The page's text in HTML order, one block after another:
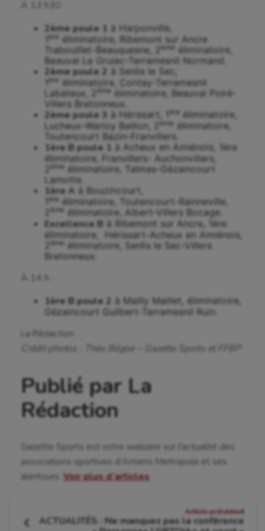
À 13 h30 :
2ème poule 1 à Harponville,
1ère éliminatoire, Ribemont sur Ancre
Trabouillet-Beauquesne, 2
ème éliminatoire,
Beauval Le Gruiec-Terramesnil Normand.
2ème poule 2 à Senlis le Sec,
1ère éliminatoire, Contay-Terramesnil
Labateux, 2
ème éliminatoire, Beauval Poiré-
Villers Bretonneux.
2ème poule 3 à Hérissart, 1ère éliminatoire,
Lucheux-Warloy Baillon, 2
ème éliminatoire,
Toutencourt Bazin-Franvillers.
1ère B poule 1 à Acheux en Amiénois, 1ère
éliminatoire, Franvillers- Auchonvillers,
ème éliminatoire, Talmas-Gézaincourt
Lamotte.
1ère A à Bouzincourt,
1ère éliminatoire, Toutencourt-Rainneville,
ème éliminatoire, Albert-Villers Bocage.
Excellence B à Ribemont sur Ancre, 1ère
éliminatoire, Hérissart-Acheux en Amiénois,
ème éliminatoire, Senlis le Sec-Villers
Bretonneux.
À 14 h :
1ère B poule 2 à Mailly Maillet, éliminatoire,
Gézaincourt Guilbert-Terramesnil Ruin.
La Rédaction
Crédit photos : Théo Bégler – Gazette Sports et FFBP
Publié par La
Rédaction
Gazette Sports est votre webzine sur l'actualité des
associations sportives d'Amiens Metropole et ses
alentours. Voir plus d’articles
Article
Article précédent
ACTUALITÉS : Ne manquez pas la conférence